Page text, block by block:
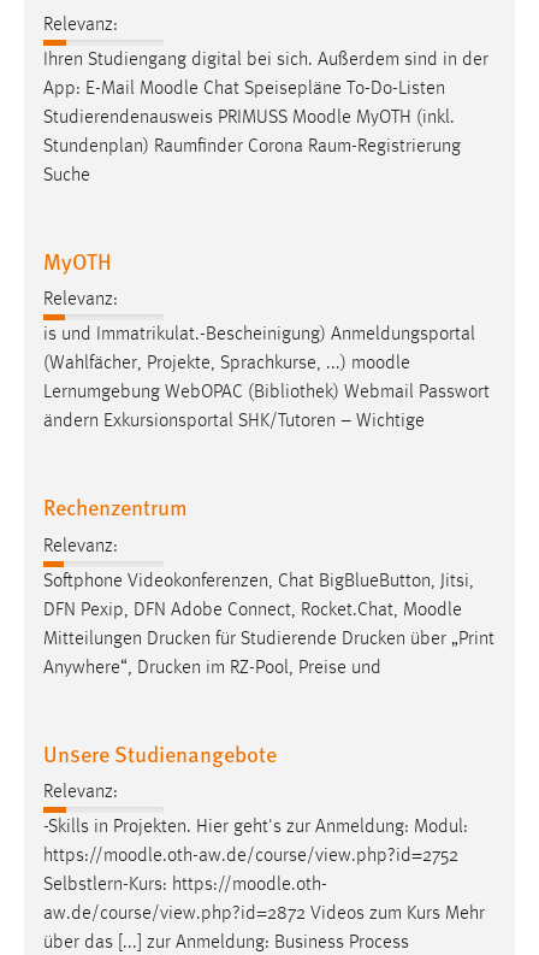
Relevanz:
Ihren Studiengang digital bei sich. Außerdem sind in der
App: E-Mail Moodle Chat Speisepläne To-Do-Listen
Studierendenausweis PRIMUSS Moodle MyOTH (inkl.
Stundenplan) Raumfinder Corona Raum-Registrierung
Suche
MyOTH
Relevanz:
is und Im­mat­ri­kulat.-Bescheinigung) Anmeldungsportal
(Wahlfächer, Projekte, Sprachkurse, ...) moodle
Lernumgebung WebOPAC (Bibliothek) Webmail Passwort
ändern Exkursionsportal SHK/Tutoren – Wichtige
Rechenzentrum
Relevanz:
Softphone Videokonferenzen, Chat BigBlueButton, Jitsi,
DFN Pexip, DFN Adobe Connect, Rocket.Chat, Moodle
Mitteilungen Drucken für Studierende Drucken über „Print
Anywhere“, Drucken im RZ-Pool, Preise und
Unsere Studienangebote
Relevanz:
-Skills in Projekten. Hier geht's zur Anmeldung: Modul:
https://moodle.oth-aw.de/course/view.php?id=2752
Selbstlern-Kurs: https://moodle.oth-
aw.de/course/view.php?id=2872 Videos zum Kurs Mehr
über das [...] zur Anmeldung: Business Process
Conversion-Tracking
Cookie Laufzeit:
3 Monate
Zweck:
Conversion-Tracking
Cookie Laufzeit:
EXTERNE MEDIEN
Um Inhalte von Videoplattformen und Social Media
Plattformen anzeigen zu können, werden von diesen
externen Medien Cookies gesetzt.